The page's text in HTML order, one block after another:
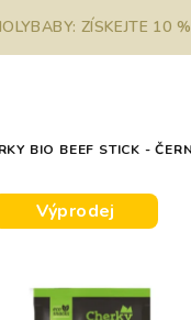
ZÍSKEJTE 10
BIO BEEF STICK -
Výprodej